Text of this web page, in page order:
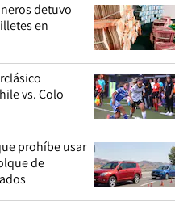
detuvo
en
vs. Colo
prohíbe usar
de